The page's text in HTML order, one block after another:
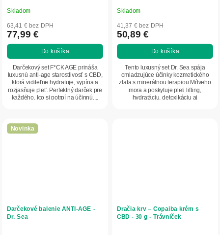
Skladom
63,41 € bez DPH
77,99 €
Do košíka
Darčekový set F*CK AGE prináša
luxusnú anti-age starostlivosť s CBD,
ktorá viditeľne hydratuje, vypína a
rozjasňuje pleť. Perfektný darček pre
každého, kto si potrpí na účinnú,...
Skladom
41,37 € bez DPH
50,89 €
Do košíka
Tento luxusný set Dr. Sea spája
omladzujúce účinky kozmetického
zlata s minerálnou terapiou Mŕtveho
mora a poskytuje pleti lifting,
hydratáciu, detoxikáciu aj
Novinka
Darčekové balenie ANTI-AGE -
Dr. Sea
Dračia krv – Copaiba krém s
CBD - 30 g - Trávniček